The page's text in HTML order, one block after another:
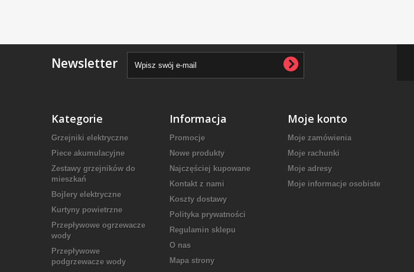
Newsletter
Kategorie
Grzejniki elektryczne
Piece akumulacyjne
Zestawy grzejników do
mieszkań
Bojlery elektryczne
Kurtyny powietrzne
Przepływowe ogrzewacze
wody
Przepływowe
podgrzewacze wody
Informacja
Promocje
Nowe produkty
Najczęściej kupowane
Kontakt z nami
Koszty dostawy
Polityka prywatności
Regulamin sklepu
O nas
Mapa strony
Moje konto
Moje zamówienia
Moje rachunki
Moje adresy
Moje informacje osobiste